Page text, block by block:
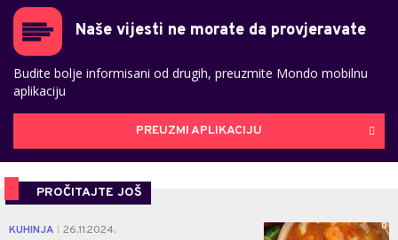
Naše vijesti ne morate da provjeravate
Budite bolje informisani od drugih, preuzmite Mondo mobilnu
aplikaciju
PREUZMI APLIKACIJU
PROČITAJTE JOŠ
KUHINJA 26.11.2024. 0